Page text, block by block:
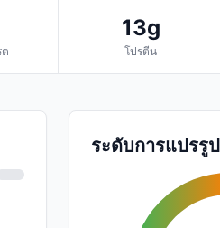
ต
13g
โปรตีน
ระดับการแปรรูป